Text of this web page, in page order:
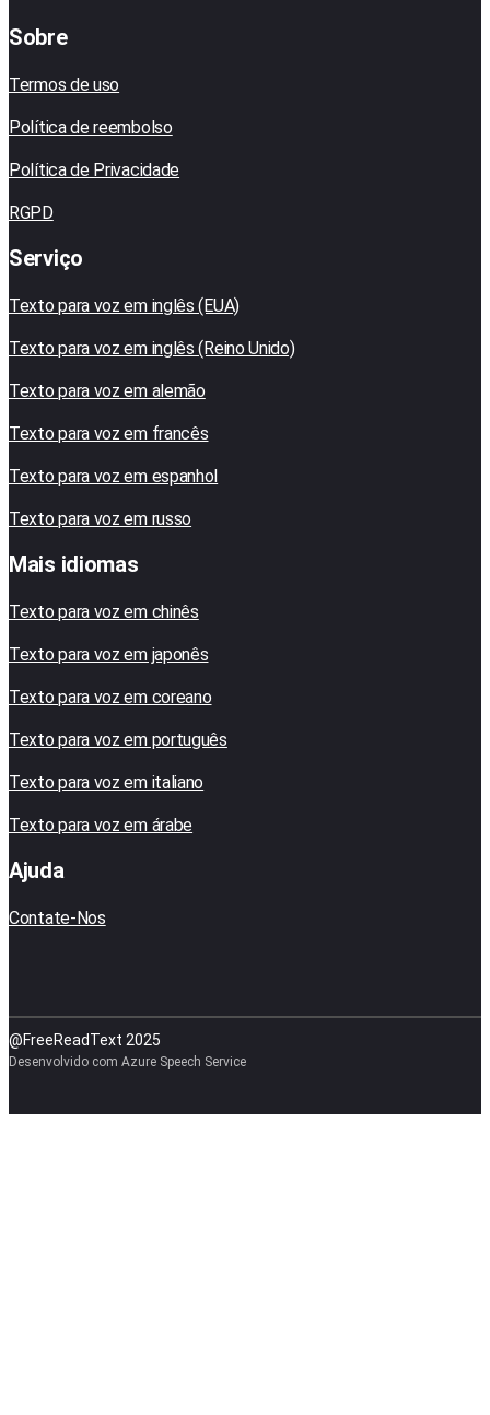
Sobre
Termos de uso
Política de reembolso
Política de Privacidade
RGPD
Serviço
Texto para voz em inglês (EUA)
Texto para voz em inglês (Reino Unido)
Texto para voz em alemão
Texto para voz em francês
Texto para voz em espanhol
Texto para voz em russo
Mais idiomas
Texto para voz em chinês
Texto para voz em japonês
Texto para voz em coreano
Texto para voz em português
Texto para voz em italiano
Texto para voz em árabe
Ajuda
Contate-Nos
@FreeReadText 2025
Desenvolvido com Azure Speech Service